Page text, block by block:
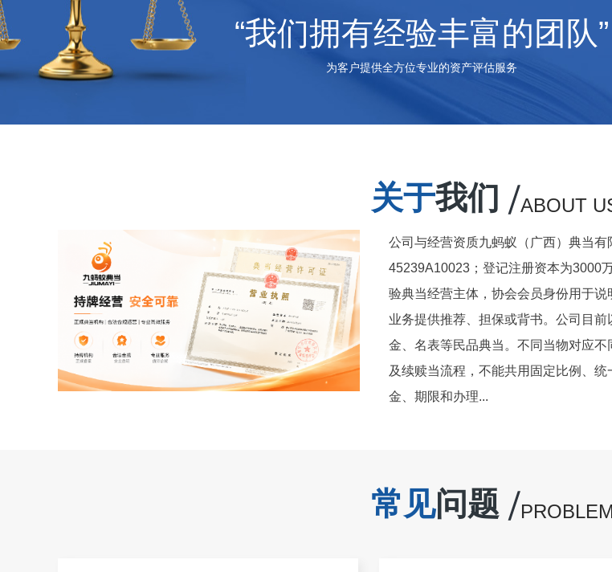
“我们拥有经验丰富的团队”
为客户提供全方位专业的资产评估服务
关于我们 ABOUT
公司与经营资质九蚂蚁（广西）典当
45239A10023；登记注册资本为3000
验典当经营主体，协会会员身份用于
业务提供推荐、担保或背书。公司目
金、名表等民品典当。不同当物对应
及续赎当流程，不能共用固定比例、
金、期限和办理...
常见问题